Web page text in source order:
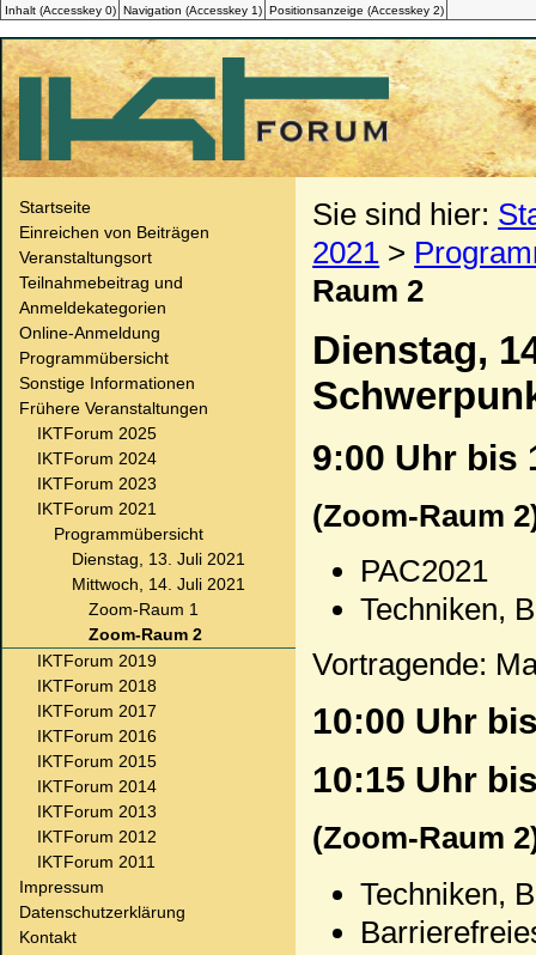
Inhalt (Accesskey0) Navigation (Accesskey1) Positionsanzeige (Accesskey2)
Startseite
Einreichen von Beiträgen
Veranstaltungsort
Teilnahmebeitrag und
Anmeldekategorien
Online-Anmeldung
Programmübersicht
Sonstige Informationen
Frühere Veranstaltungen
IKTForum 2025
IKTForum 2024
IKTForum 2023
IKTForum 2021
Programmübersicht
Dienstag, 13. Juli 2021
Mittwoch, 14. Juli 2021
Zoom-Raum 1
Zoom-Raum 2
IKTForum 2019
IKTForum 2018
IKTForum 2017
IKTForum 2016
IKTForum 2015
IKTForum 2014
IKTForum 2013
IKTForum 2012
IKTForum 2011
Impressum
Datenschutzerklärung
Kontakt
Sie sind hier:
2021 >
Raum 2
Dienstag,
9:00 Uhr bis
(Zoom-Raum
PAC2021
Techniken,
Vortragende:
10:00 Uhr
10:15 Uhr
(Zoom-Raum
Techniken,